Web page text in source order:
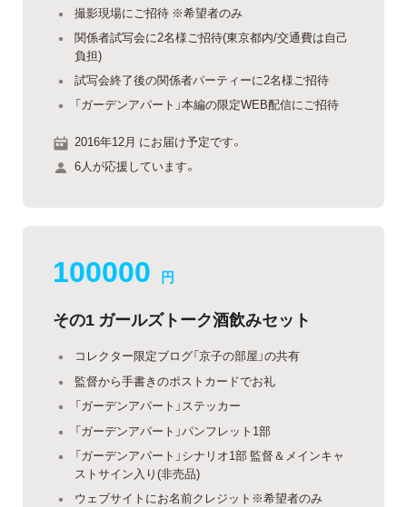
撮影現場にご招待 ※希望者のみ
関係者試写会に2名様ご招待(東京都内/交通費は自己
負担)
試写会終了後の関係者パーティーに2名様ご招待
「ガーデンアパート」本編の限定WEB配信にご招待
2016年12月 にお届け予定です。
6人が応援しています。
100000 円
その1 ガールズトーク酒飲みセット
コレクター限定ブログ「京子の部屋」の共有
監督から手書きのポストカードでお礼
「ガーデンアパート」ステッカー
「ガーデンアパート」パンフレット1部
「ガーデンアパート」シナリオ1部 監督＆メインキャ
ストサイン入り(非売品)
ウェブサイトにお名前クレジット※希望者のみ